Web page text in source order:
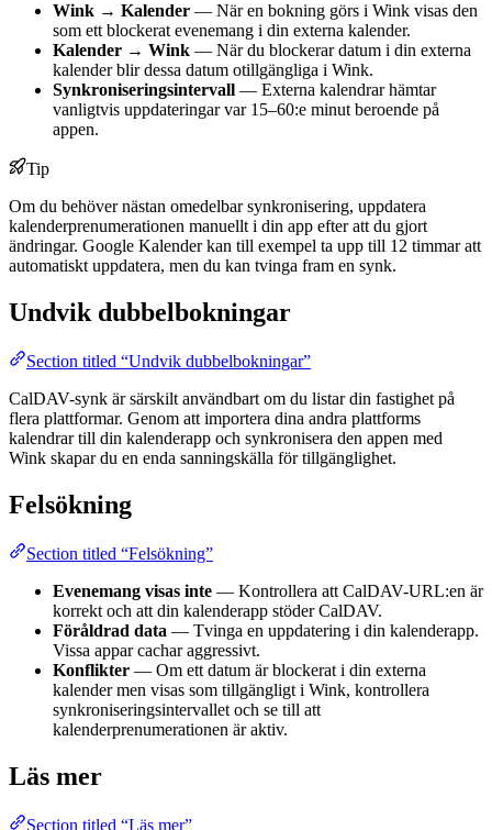
Wink → Kalender — När en bokning görs i Wink visas den
som ett blockerat evenemang i din externa kalender.
Kalender → Wink — När du blockerar datum i din externa
kalender blir dessa datum otillgängliga i Wink.
Synkroniseringsintervall — Externa kalendrar hämtar
vanligtvis uppdateringar var 15–60:e minut beroende på
appen.
Tip
Om du behöver nästan omedelbar synkronisering, uppdatera
kalenderprenumerationen manuellt i din app efter att du gjort
ändringar. Google Kalender kan till exempel ta upp till 12 timmar att
automatiskt uppdatera, men du kan tvinga fram en synk.
Undvik dubbelbokningar
Section titled “Undvik dubbelbokningar”
CalDAV-synk är särskilt användbart om du listar din fastighet på
flera plattformar. Genom att importera dina andra plattforms
kalendrar till din kalenderapp och synkronisera den appen med
Wink skapar du en enda sanningskälla för tillgänglighet.
Felsökning
Section titled “Felsökning”
Evenemang visas inte — Kontrollera att CalDAV-URL:en är
korrekt och att din kalenderapp stöder CalDAV.
Föråldrad data — Tvinga en uppdatering i din kalenderapp.
Vissa appar cachar aggressivt.
Konflikter — Om ett datum är blockerat i din externa
kalender men visas som tillgängligt i Wink, kontrollera
synkroniseringsintervallet och se till att
kalenderprenumerationen är aktiv.
Läs mer
Section titled “Läs mer”